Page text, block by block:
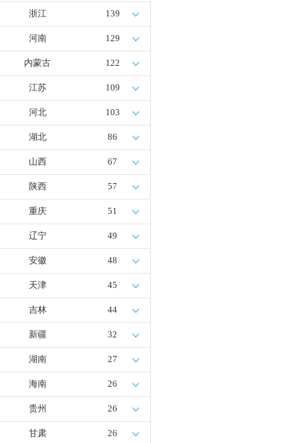
浙江 139
河南 129
内蒙古 122
江苏 109
河北 103
湖北 86
山西 67
陕西 57
重庆 51
辽宁 49
安徽 48
天津 45
吉林 44
新疆 32
湖南 27
海南 26
贵州 26
甘肃 26